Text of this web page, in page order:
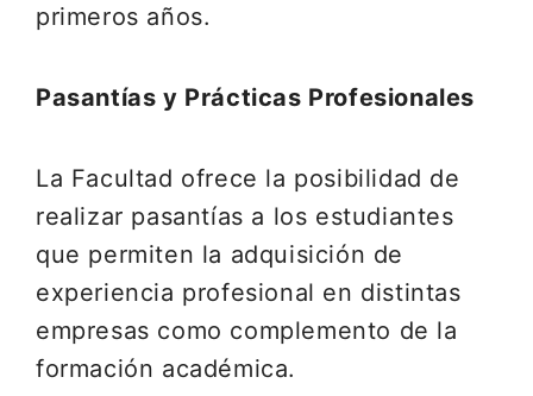
primeros años.
Pasantías y Prácticas Profesionales
La Facultad ofrece la posibilidad de
realizar pasantías a los estudiantes
que permiten la adquisición de
experiencia profesional en distintas
empresas como complemento de la
formación académica.